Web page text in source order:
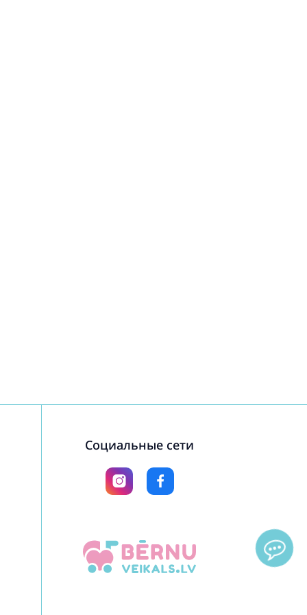
Социальные сети